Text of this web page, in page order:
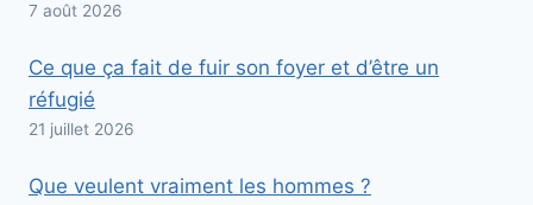
7 août 2026
Ce que ça fait de fuir son foyer et d’être un
réfugié
21 juillet 2026
Que veulent vraiment les hommes ?